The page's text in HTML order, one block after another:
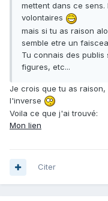
mettent dans ce sens.
volontaires
mais si tu as raison
semble etre un
Tu connais des
figures, etc...
Je crois que tu as
l'inverse
Voila ce que j'ai trouvé:
Mon lien
Citer